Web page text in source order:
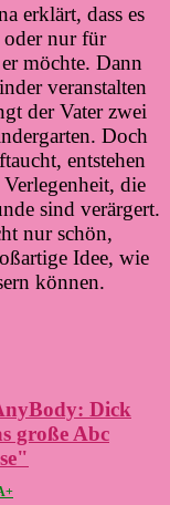
erklärt, dass es
nur für
möchte. Dann
veranstalten
der Vater zwei
Doch
entstehen
die
sind verärgert.
nur schön,
Idee, wie
können.